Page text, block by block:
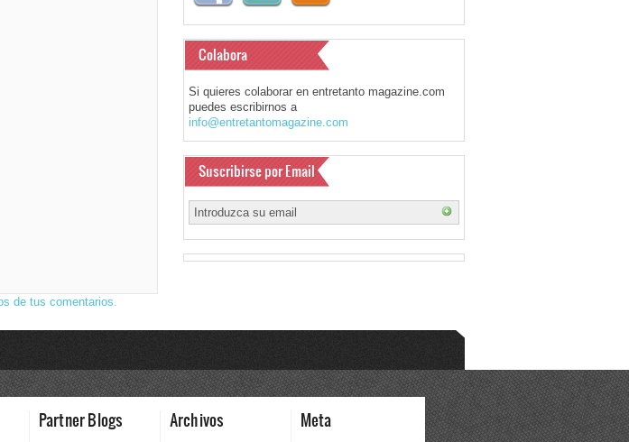
de tus comentarios.
Colabora
Si quieres colaborar en entretanto magazine.com
puedes escribirnos a
info@entretantomagazine.com
Suscribirse por Email
Partner Blogs Archivos Meta